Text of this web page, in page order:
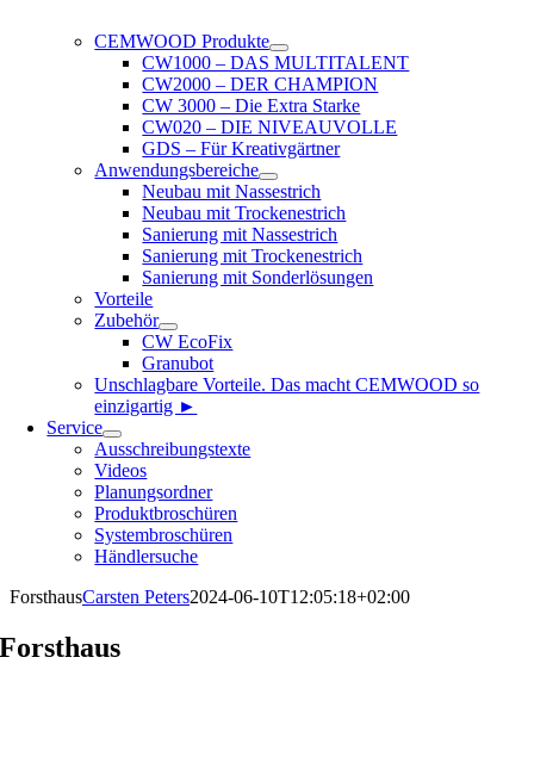
CEMWOOD Produkte
CW1000 – DAS MULTITALENT
CW2000 – DER CHAMPION
CW 3000 – Die Extra Starke
CW020 – DIE NIVEAUVOLLE
GDS – Für Kreativgärtner
Anwendungsbereiche
Neubau mit Nassestrich
Neubau mit Trockenestrich
Sanierung mit Nassestrich
Sanierung mit Trockenestrich
Sanierung mit Sonderlösungen
Vorteile
Zubehör
CW EcoFix
Granubot
Unschlagbare Vorteile. Das macht CEMWOOD so
einzigartig ►
Service
Ausschreibungstexte
Videos
Planungsordner
Produktbroschüren
Systembroschüren
Händlersuche
ForsthausCarsten Peters2024-06-10T12:05:18+02:00
Forsthaus